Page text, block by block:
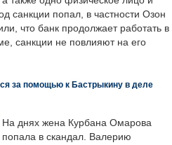
санкции попал, в частности Озон
что банк продолжает работать в
санкции не повлияют на его
за помощью к Бастрыкину в деле
На днях жена Курбана Омарова
попала в скандал. Валерию